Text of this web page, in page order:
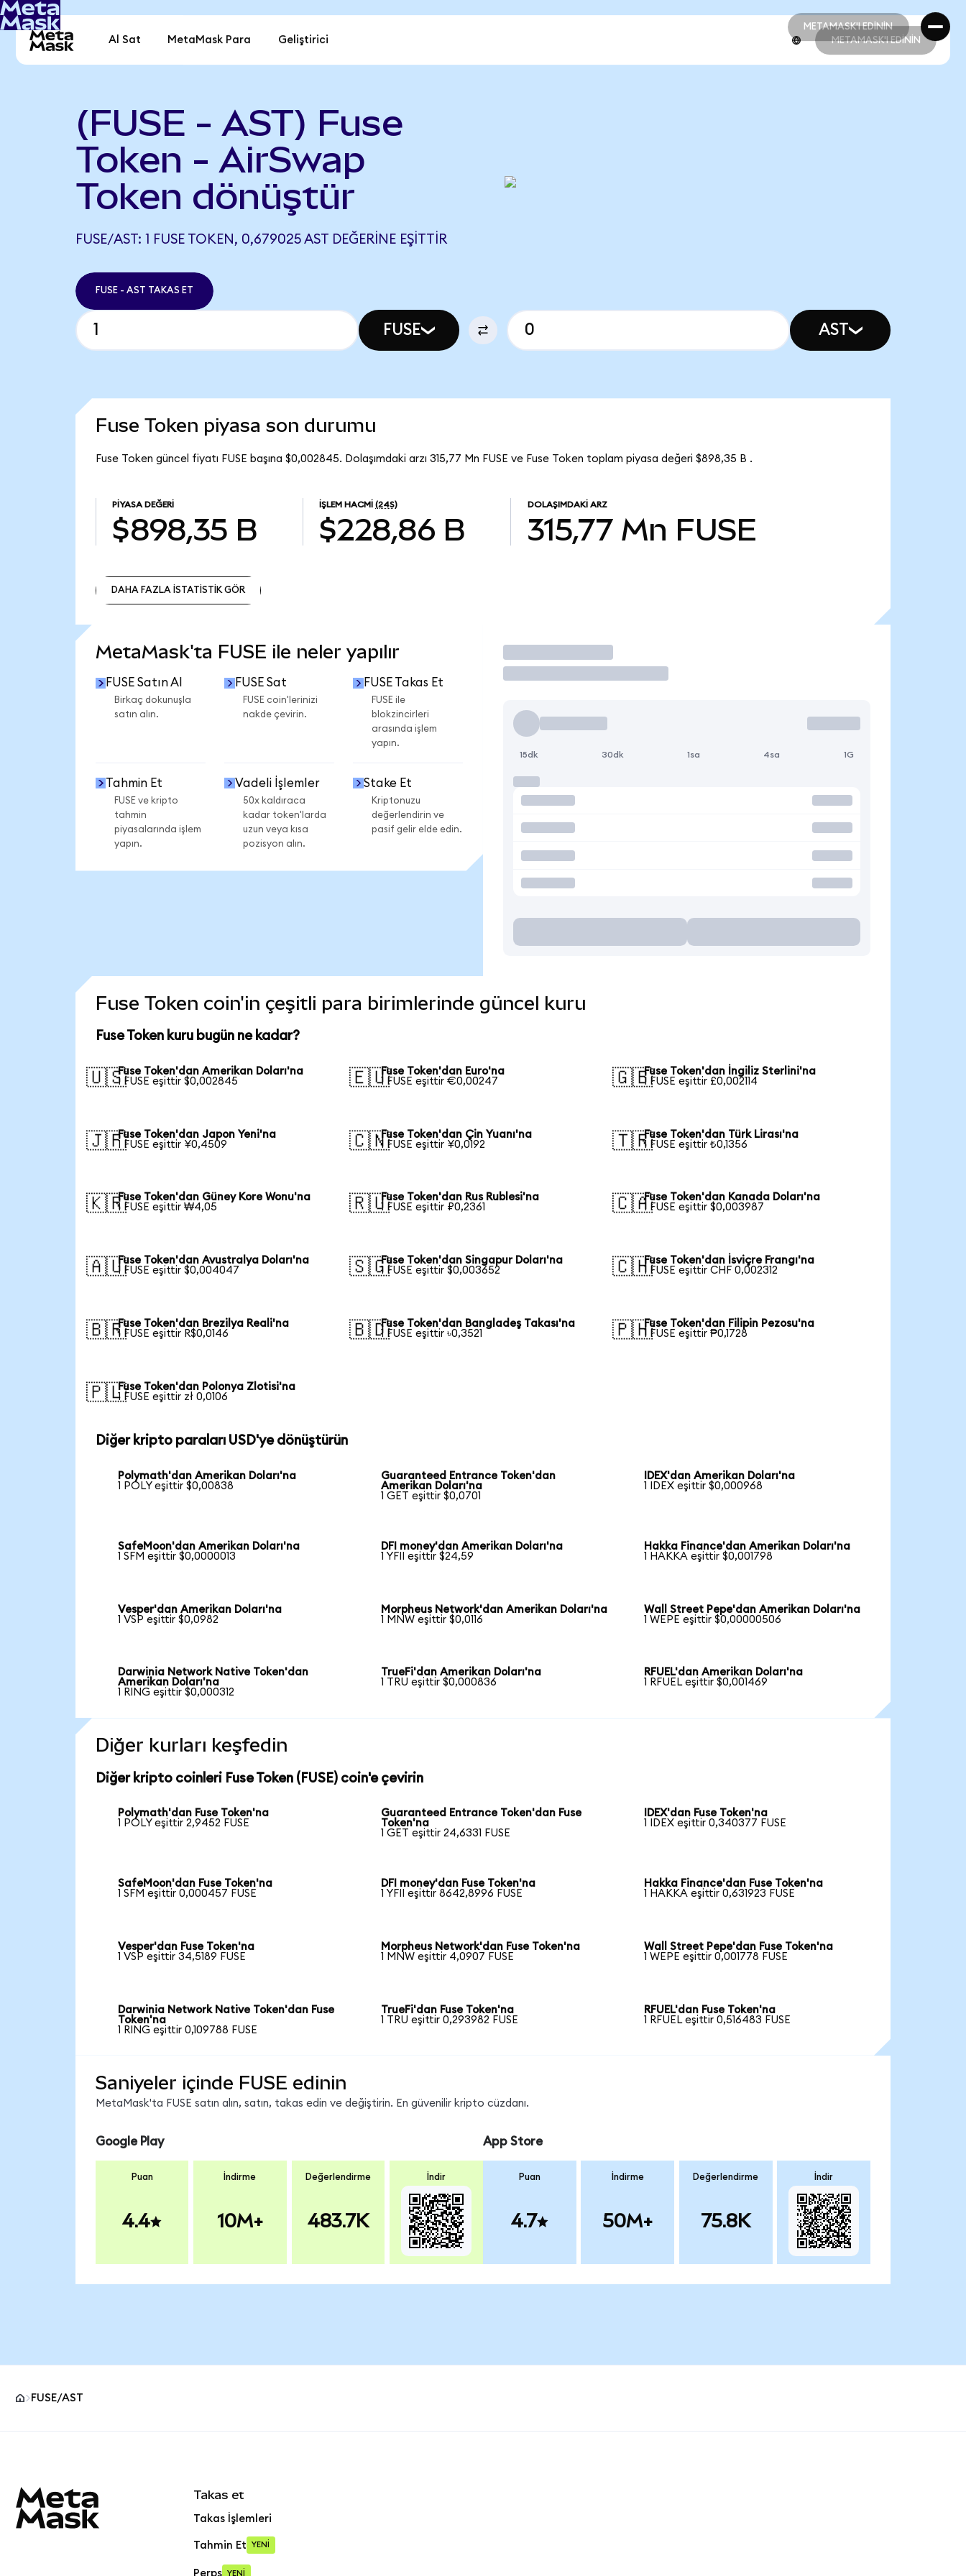
METAMASK'I EDİNİN
METAMASK'I EDİNİN
Al Sat MetaMask Para Geliştirici METAMASK'I EDİNİN
(FUSE - AST) Fuse
Token - AirSwap
Token dönüştür
FUSE/AST: 1 FUSE TOKEN, 0,679025 AST DEĞERINE EŞITTIR
FUSE - AST TAKAS ET
FUSE AST
Fuse Token piyasa son durumu
Fuse Token güncel fiyatı FUSE başına $0,002845. Dolaşımdaki arzı 315,77 Mn FUSE ve Fuse Token toplam piyasa değeri $898,35 B .
PIYASA DEĞERI
$898,35 B
İŞLEM HACMI (24S)
$228,86 B
DOLAŞIMDAKI ARZ
315,77 Mn FUSE
DAHA FAZLA İSTATİSTİK GÖR
MetaMask'ta FUSE ile neler yapılır
FUSE Satın Al
Birkaç dokunuşla
satın alın.
FUSE Sat
FUSE coin'lerinizi
nakde çevirin.
FUSE Takas Et
FUSE ile
blokzincirleri
arasında işlem
yapın.
Tahmin Et
FUSE ve kripto
tahmin
piyasalarında işlem
yapın.
Vadeli İşlemler
50x kaldıraca
kadar token'larda
uzun veya kısa
pozisyon alın.
Stake Et
Kriptonuzu
değerlendirin ve
pasif gelir elde edin.
İşlem Yap
15dk 30dk 1sa 4sa 1G
Fuse Token coin'in çeşitli para birimlerinde güncel kuru
Fuse Token kuru bugün ne kadar?
🇺🇸Fuse Token'dan Amerikan Doları'na
1 FUSE eşittir $0,002845
🇪🇺Fuse Token'dan Euro'na
1 FUSE eşittir €0,00247
🇬🇧Fuse Token'dan İngiliz Sterlini'na
1 FUSE eşittir £0,002114
🇯🇵Fuse Token'dan Japon Yeni'na
1 FUSE eşittir ¥0,4509
🇨🇳Fuse Token'dan Çin Yuanı'na
1 FUSE eşittir ¥0,0192
🇹🇷Fuse Token'dan Türk Lirası'na
1 FUSE eşittir ₺0,1356
🇰🇷Fuse Token'dan Güney Kore Wonu'na
1 FUSE eşittir ₩4,05
🇷🇺Fuse Token'dan Rus Rublesi'na
1 FUSE eşittir ₽0,2361
🇨🇦Fuse Token'dan Kanada Doları'na
1 FUSE eşittir $0,003987
🇦🇺Fuse Token'dan Avustralya Doları'na
1 FUSE eşittir $0,004047
🇸🇬Fuse Token'dan Singapur Doları'na
1 FUSE eşittir $0,003652
🇨🇭Fuse Token'dan İsviçre Frangı'na
1 FUSE eşittir CHF 0,002312
🇧🇷Fuse Token'dan Brezilya Reali'na
1 FUSE eşittir R$0,0146
🇧🇩Fuse Token'dan Bangladeş Takası'na
1 FUSE eşittir ৳0,3521
🇵🇭Fuse Token'dan Filipin Pezosu'na
1 FUSE eşittir ₱0,1728
🇵🇱Fuse Token'dan Polonya Zlotisi'na
1 FUSE eşittir zł 0,0106
Diğer kripto paraları USD'ye dönüştürün
Polymath'dan Amerikan Doları'na
1 POLY eşittir $0,00838
Guaranteed Entrance Token'dan
Amerikan Doları'na
1 GET eşittir $0,0701
IDEX'dan Amerikan Doları'na
1 IDEX eşittir $0,000968
SafeMoon'dan Amerikan Doları'na
1 SFM eşittir $0,0000013
DFI money'dan Amerikan Doları'na
1 YFII eşittir $24,59
Hakka Finance'dan Amerikan Doları'na
1 HAKKA eşittir $0,001798
Vesper'dan Amerikan Doları'na
1 VSP eşittir $0,0982
Morpheus Network'dan Amerikan Doları'na
1 MNW eşittir $0,0116
Wall Street Pepe'dan Amerikan Doları'na
1 WEPE eşittir $0,00000506
Darwinia Network Native Token'dan
Amerikan Doları'na
1 RING eşittir $0,000312
TrueFi'dan Amerikan Doları'na
1 TRU eşittir $0,000836
RFUEL'dan Amerikan Doları'na
1 RFUEL eşittir $0,001469
Diğer kurları keşfedin
Diğer kripto coinleri Fuse Token (FUSE) coin'e çevirin
Polymath'dan Fuse Token'na
1 POLY eşittir 2,9452 FUSE
Guaranteed Entrance Token'dan Fuse
Token'na
1 GET eşittir 24,6331 FUSE
IDEX'dan Fuse Token'na
1 IDEX eşittir 0,340377 FUSE
SafeMoon'dan Fuse Token'na
1 SFM eşittir 0,000457 FUSE
DFI money'dan Fuse Token'na
1 YFII eşittir 8642,8996 FUSE
Hakka Finance'dan Fuse Token'na
1 HAKKA eşittir 0,631923 FUSE
Vesper'dan Fuse Token'na
1 VSP eşittir 34,5189 FUSE
Morpheus Network'dan Fuse Token'na
1 MNW eşittir 4,0907 FUSE
Wall Street Pepe'dan Fuse Token'na
1 WEPE eşittir 0,001778 FUSE
Darwinia Network Native Token'dan Fuse
Token'na
1 RING eşittir 0,109788 FUSE
TrueFi'dan Fuse Token'na
1 TRU eşittir 0,293982 FUSE
RFUEL'dan Fuse Token'na
1 RFUEL eşittir 0,516483 FUSE
Saniyeler içinde FUSE edinin
MetaMask'ta FUSE satın alın, satın, takas edin ve değiştirin. En güvenilir kripto cüzdanı.
Google Play
Puan
4.4
İndirme
10M+
Değerlendirme
483.7K
İndir
App Store
Puan
4.7
İndirme
50M+
Değerlendirme
75.8K
İndir
FUSE/AST
Takas et
Takas İşlemleri
Tahmin Et YENİ
Perps YENİ